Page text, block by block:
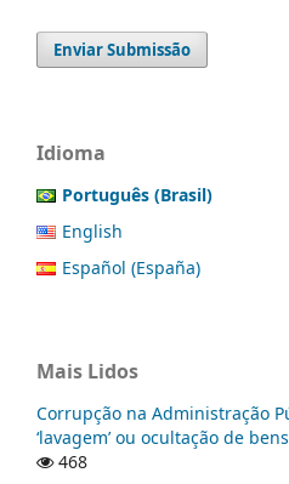
Enviar Submissão
Idioma
Português (Brasil)
English
Español (España)
Mais Lidos
Corrupção na Administração
‘lavagem’ ou ocultação de
468